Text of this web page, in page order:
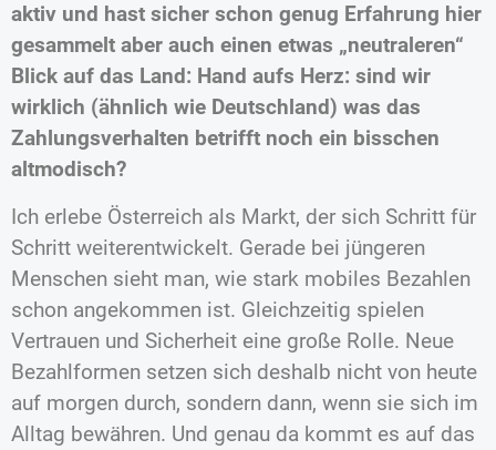
aktiv und hast sicher schon genug Erfahrung hier
gesammelt aber auch einen etwas „neutraleren“
Blick auf das Land: Hand aufs Herz: sind wir
wirklich (ähnlich wie Deutschland) was das
Zahlungsverhalten betrifft noch ein bisschen
altmodisch?
Ich erlebe Österreich als Markt, der sich Schritt für
Schritt weiterentwickelt. Gerade bei jüngeren
Menschen sieht man, wie stark mobiles Bezahlen
schon angekommen ist. Gleichzeitig spielen
Vertrauen und Sicherheit eine große Rolle. Neue
Bezahlformen setzen sich deshalb nicht von heute
auf morgen durch, sondern dann, wenn sie sich im
Alltag bewähren. Und genau da kommt es auf das